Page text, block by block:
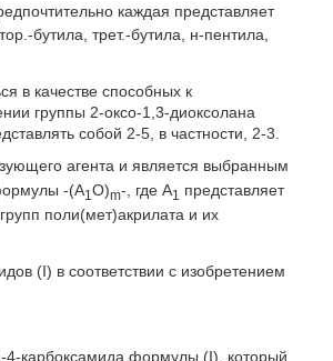
каждая представляет
бутила, трет.-бутила, н-пентила,
в качестве способных к
группы 2-оксо-1,3-диоксолана
собой 2-5, в частности, 2-3.
агента и является выбранным
-(A1O)m-, где A1
представляет
поли(мет)акрилата и их
(I) в соответствии с изобретением
4-карбоксамида формулы (I), который